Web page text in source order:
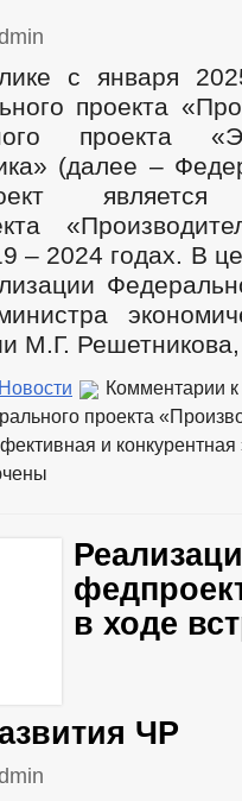
с января
проекта
проекта
(далее –
является
– 2024 годах. В
М.Г.
Новости Комментарии
проекта
и конкурентная
в ходе
ЧР